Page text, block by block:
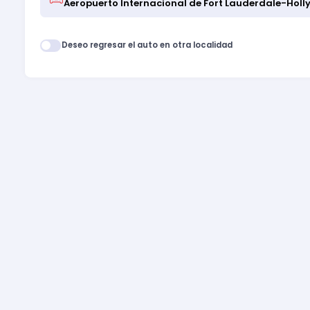
Deseo regresar el auto en otra localidad